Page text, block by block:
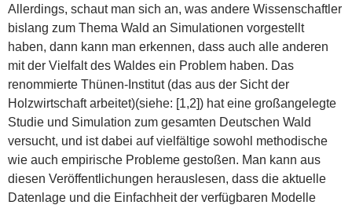
Allerdings, schaut man sich an, was andere Wissenschaftler
bislang zum Thema Wald an Simulationen vorgestellt
haben, dann kann man erkennen, dass auch alle anderen
mit der Vielfalt des Waldes ein Problem haben. Das
renommierte Thünen-Institut (das aus der Sicht der
Holzwirtschaft arbeitet)(siehe: [1,2]) hat eine großangelegte
Studie und Simulation zum gesamten Deutschen Wald
versucht, und ist dabei auf vielfältige sowohl methodische
wie auch empirische Probleme gestoßen. Man kann aus
diesen Veröffentlichungen herauslesen, dass die aktuelle
Datenlage und die Einfachheit der verfügbaren Modelle